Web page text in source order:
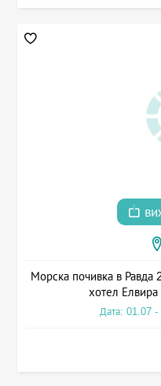
Морска почивка в
хотел Елвира
Дата: 01.07